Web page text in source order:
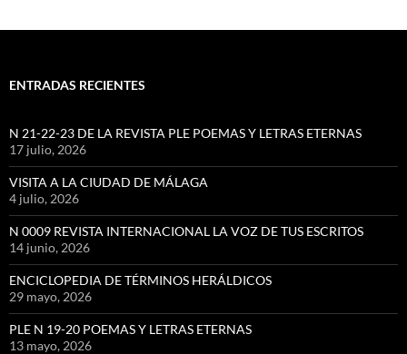
ENTRADAS RECIENTES
N 21-22-23 DE LA REVISTA PLE POEMAS Y LETRAS ETERNAS
17 julio, 2026
VISITA A LA CIUDAD DE MÁLAGA
4 julio, 2026
N 0009 REVISTA INTERNACIONAL LA VOZ DE TUS ESCRITOS
14 junio, 2026
ENCICLOPEDIA DE TÉRMINOS HERÁLDICOS
29 mayo, 2026
PLE N 19-20 POEMAS Y LETRAS ETERNAS
13 mayo, 2026